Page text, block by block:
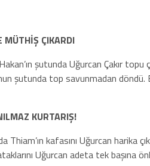
MÜTHİŞ ÇIKARDI
şutunda Uğurcan Çakır topu
şutunda top savunmadan döndü.
KURTARIŞ!
Thiam’ın kafasını Uğurcan harika
Uğurcan adeta tek başına